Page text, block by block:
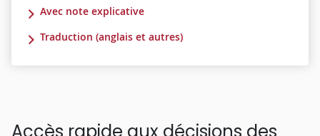
Avec note explicative
Traduction (anglais et autres)
Accès rapide aux décisions des